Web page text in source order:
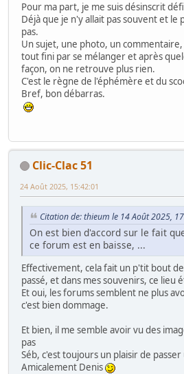
Pour ma part, je me suis désinscrit
Déjà que je n'y allait pas souvent et le
pas.
Un sujet, une photo, un
tout fini par se mélanger et après
façon, on ne retrouve plus rien.
C'est le règne de l'éphémère et du
Bref, bon débarras.
Clic-Clac 51
24 Août 2025, 15:42:01
Citation de: thieum le 14 Août 2025,
On est bien d'accord sur le fait
ce forum est en baisse, ...
Effectivement, cela fait un p'tit bout
passé, et dans mes souvenirs, ce lieu
Et oui, les forums semblent ne plus
c'est bien dommage.
Et bien, il me semble avoir vu des
pas
Séb, c'est toujours un plaisir de
Amicalement Denis